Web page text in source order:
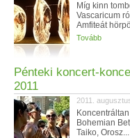
Míg kinn
Vascaricum
Amfiteát
Tovább
Pénteki koncert-
2011
2011.
Bohemian
Taiko, Orosz...